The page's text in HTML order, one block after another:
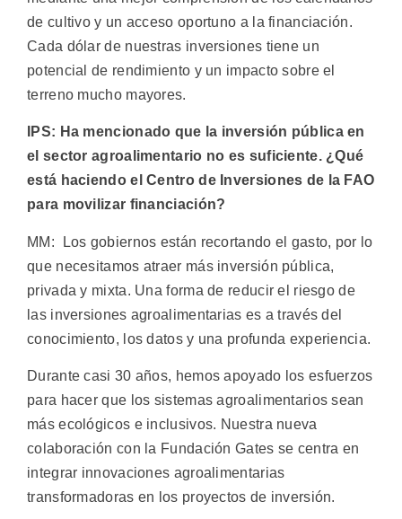
de cultivo y un acceso oportuno a la financiación.
Cada dólar de nuestras inversiones tiene un
potencial de rendimiento y un impacto sobre el
terreno mucho mayores.
IPS: Ha mencionado que la inversión pública en
el sector agroalimentario no es suficiente. ¿Qué
está haciendo el Centro de Inversiones de la FAO
para movilizar financiación?
MM: Los gobiernos están recortando el gasto, por lo
que necesitamos atraer más inversión pública,
privada y mixta. Una forma de reducir el riesgo de
las inversiones agroalimentarias es a través del
conocimiento, los datos y una profunda experiencia.
Durante casi 30 años, hemos apoyado los esfuerzos
para hacer que los sistemas agroalimentarios sean
más ecológicos e inclusivos. Nuestra nueva
colaboración con la Fundación Gates se centra en
integrar innovaciones agroalimentarias
transformadoras en los proyectos de inversión.